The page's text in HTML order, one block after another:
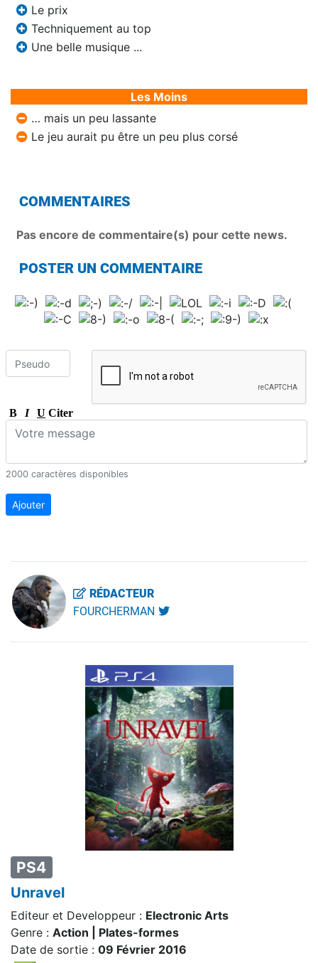
RÉDACTEUR
FOURCHERMAN
PS4
Unravel
Editeur et Developpeur : Electronic Arts
Genre : Action | Plates-formes
Date de sortie : 09 Février 2016
Le prix
Techniquement au top
Une belle musique ...
Les Moins
… mais un peu lassante
Le jeu aurait pu être un peu plus corsé
COMMENTAIRES
Pas encore de commentaire(s) pour cette news.
POSTER UN COMMENTAIRE
B I U Citer
2000 caractères disponibles
Ajouter